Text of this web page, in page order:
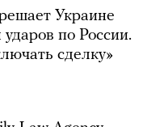
Украине
по России.
сделку»